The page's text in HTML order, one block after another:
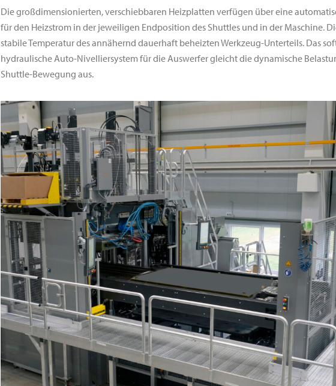
Die großdimensionierten, verschiebbaren Heizplatten verfügen über eine
für den Heizstrom in der jeweiligen Endposition des Shuttles und in der Maschine.
stabile Temperatur des annähernd dauerhaft beheizten Werkzeug-Unterteils. Das
hydraulische Auto-Nivelliersystem für die Auswerfer gleicht die dynamische
Shuttle-Bewegung aus.